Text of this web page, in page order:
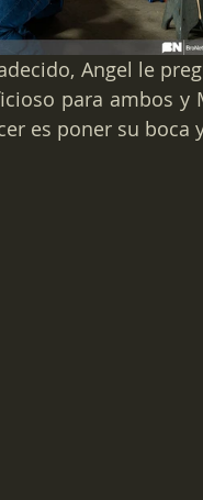
Angel le
para ambos y
es poner su boca